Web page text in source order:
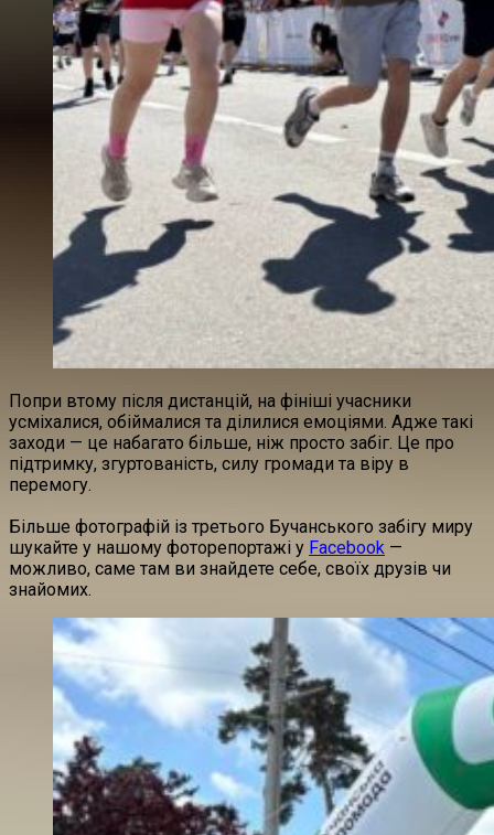
Попри втому після дистанцій, на фініші учасники
усміхалися, обіймалися та ділилися емоціями. Адже такі
заходи — це набагато більше, ніж просто забіг. Це про
підтримку, згуртованість, силу громади та віру в
перемогу.
Більше фотографій із третього Бучанського забігу миру
шукайте у нашому фоторепортажі у Facebook —
можливо, саме там ви знайдете себе, своїх друзів чи
знайомих.